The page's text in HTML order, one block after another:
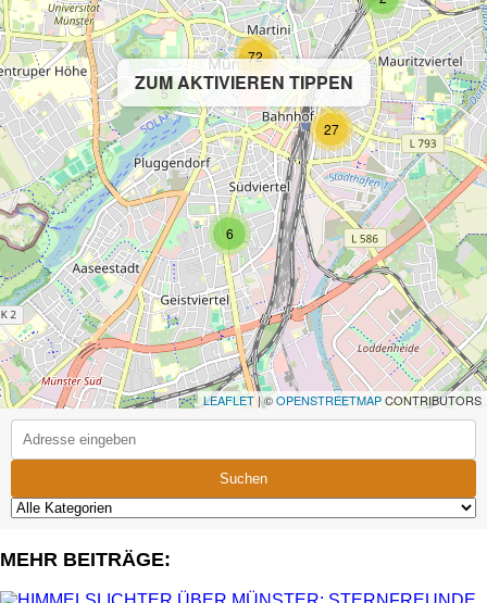
ZUM AKTIVIEREN TIPPEN
6
27
5
72
LEAFLET| ©OPENSTREETMAPCONTRIBUTORS
Suchen
MEHR BEITRÄGE: